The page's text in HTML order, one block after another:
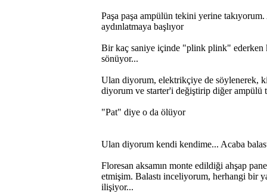
Paşa paşa ampülün tekini yerine
aydınlatmaya başlıyor
Bir kaç saniye içinde "plink plink" ederken
sönüyor...
Ulan diyorum, elektrikçiye de söylenerek,
diyorum ve starter'i değiştirip diğer ampülü
"Pat" diye o da ölüyor
Ulan diyorum kendi kendime... Acaba
Floresan aksamın monte edildiği ahşap
etmişim. Balastı inceliyorum, herhangi bir
ilişiyor...